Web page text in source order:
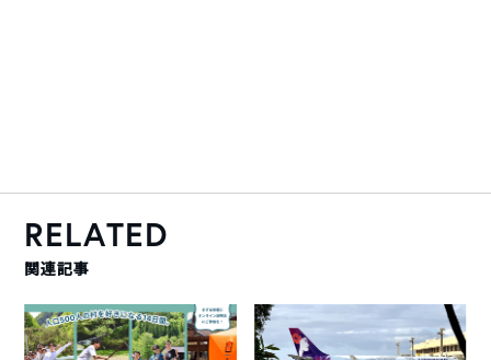
RELATED
関連記事